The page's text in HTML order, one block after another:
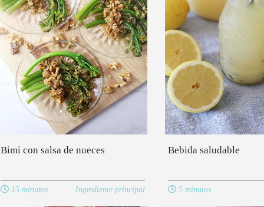
Bimi con salsa de nueces
15 minutos Ingrediente principal
Bebida saludable
5 minutos